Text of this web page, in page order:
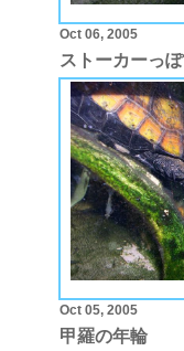
Oct 06, 2005
ストーカーっ
Oct 05, 2005
甲羅の年輪